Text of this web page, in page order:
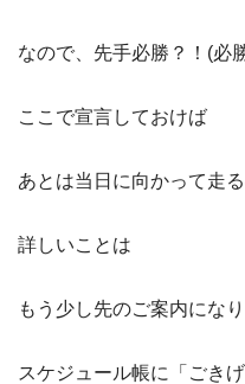
なので、先手必勝？！(必
ここで宣言しておけば
あとは当日に向かって走る
詳しいことは
もう少し先のご案内にな
スケジュール帳に「ごきげ